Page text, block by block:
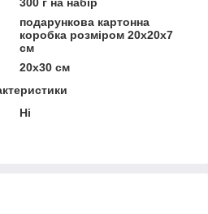
подарункова картонна
коробка розміром 20х20х7
см
20х30 см
Ні